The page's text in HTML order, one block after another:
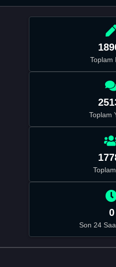
Toplam
Toplam
0
Son 24